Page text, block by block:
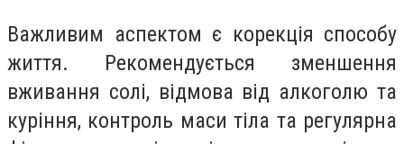
Важливим аспектом є корекція способу
життя. Рекомендується зменшення
вживання солі, відмова від алкоголю та
куріння, контроль маси тіла та регулярна